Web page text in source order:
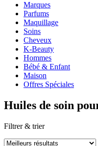
Marques
Parfums
Maquillage
Soins
Cheveux
K-Beauty
Hommes
Bébé & Enfant
Maison
Offres Spéciales
Huiles de soin
Filtrer & trier